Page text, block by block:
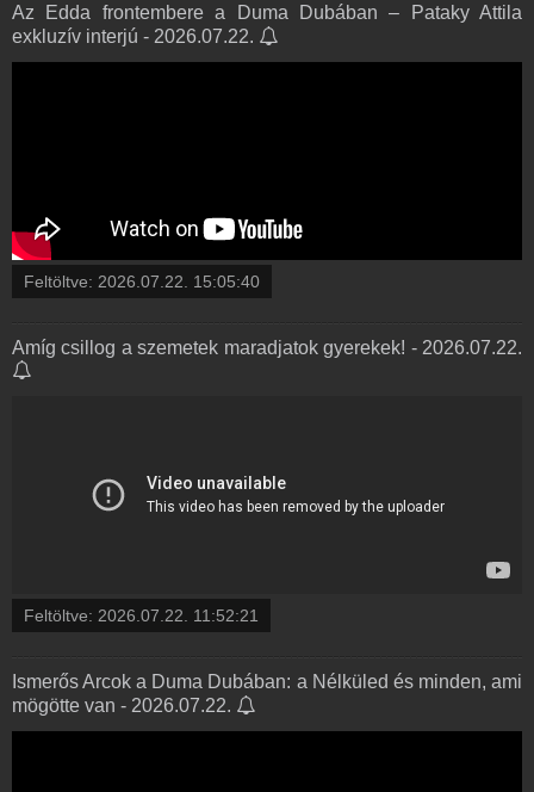
Az Edda frontembere a Duma Dubában – Pataky Attila
exkluzív interjú - 2026.07.22.
Feltöltve: 2026.07.22. 15:05:40
Amíg csillog a szemetek maradjatok gyerekek! - 2026.07.22.
Feltöltve: 2026.07.22. 11:52:21
Ismerős Arcok a Duma Dubában: a Nélküled és minden, ami
mögötte van - 2026.07.22.